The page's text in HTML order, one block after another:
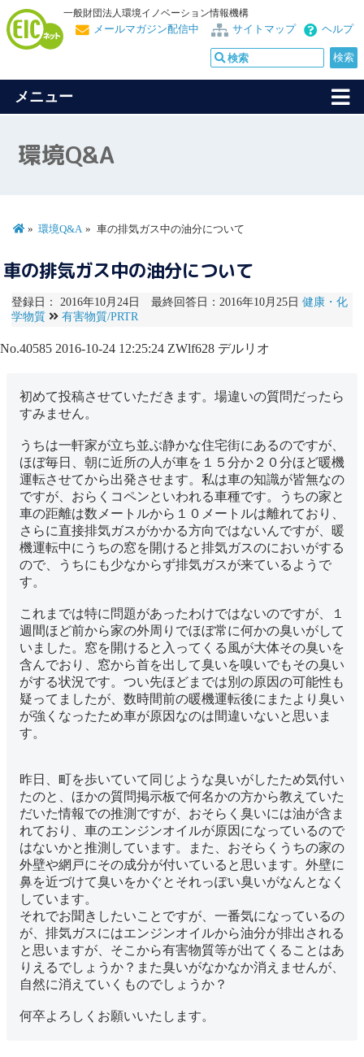
一般財団法人環境イノベーション情報機構
ヘルプ
サイトマップ
メールマガジン配信中
メニュー
環境Q&A
環境Q&A 車の排気ガス中の油分について
車の排気ガス中の油分について
登録日： 2016年10月24日 最終回答日：2016年10月25日 健康・化
学物質
有害物質/PRTR
No.40585 2016-10-24 12:25:24 ZWlf628 デルリオ
初めて投稿させていただきます。場違いの質問だったら
すみません。
うちは一軒家が立ち並ぶ静かな住宅街にあるのですが、
ほぼ毎日、朝に近所の人が車を１５分か２０分ほど暖機
運転させてから出発させます。私は車の知識が皆無なの
ですが、おらくコペンといわれる車種です。うちの家と
車の距離は数メートルから１０メートルは離れており、
さらに直接排気ガスがかかる方向ではないんですが、暖
機運転中にうちの窓を開けると排気ガスのにおいがする
ので、うちにも少なからず排気ガスが来ているようで
す。
これまでは特に問題があったわけではないのですが、１
週間ほど前から家の外周りでほぼ常に何かの臭いがして
いました。窓を開けると入ってくる風が大体その臭いを
含んでおり、窓から首を出して臭いを嗅いでもその臭い
がする状況です。つい先ほどまでは別の原因の可能性も
疑ってましたが、数時間前の暖機運転後にまたより臭い
が強くなったため車が原因なのは間違いないと思いま
す。
昨日、町を歩いていて同じような臭いがしたため気付い
たのと、ほかの質問掲示板で何名かの方から教えていた
だいた情報での推測ですが、おそらく臭いには油が含ま
れており、車のエンジンオイルが原因になっているので
はないかと推測しています。また、おそらくうちの家の
外壁や網戸にその成分が付いていると思います。外壁に
鼻を近づけて臭いをかぐとそれっぽい臭いがなんとなく
しています。
それでお聞きしたいことですが、一番気になっているの
が、排気ガスにはエンジンオイルから油分が排出される
と思いますが、そこから有害物質等が出てくることはあ
りえるでしょうか？また臭いがなかなか消えませんが、
自然に消えていくものでしょうか？
何卒よろしくお願いいたします。